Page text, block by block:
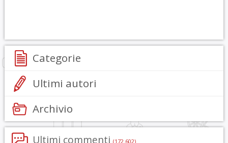
Categorie
Ultimi autori
Archivio
Ultimi commenti (172.602)